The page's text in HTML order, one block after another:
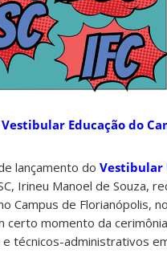
Vestibular Educação do
lançamento do Vestibular
Irineu Manoel de Souza,
Campus de Florianópolis,
certo momento da
técnicos-administrativos